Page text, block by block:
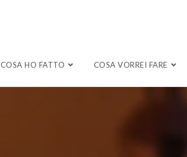
COSA HO FATTO COSA VORREI FARE